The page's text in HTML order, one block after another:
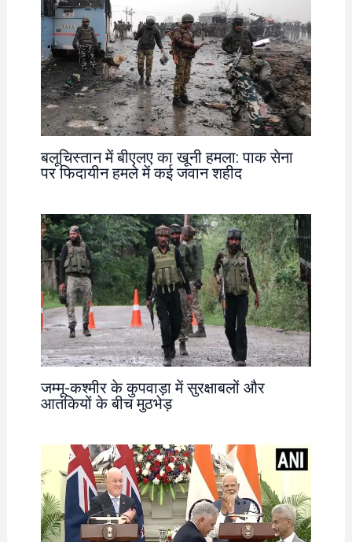
बलूचिस्तान में बीएलए का खूनी हमला: पाक सेना
पर फिदायीन हमले में कई जवान शहीद
जम्मू-कश्मीर के कुपवाड़ा में सुरक्षाबलों और
आतंकियों के बीच मुठभेड़